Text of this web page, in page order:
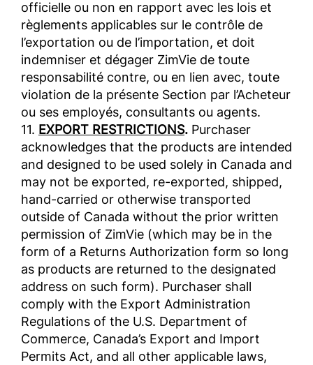
officielle ou non en rapport avec les lois et
règlements applicables sur le contrôle de
l’exportation ou de l’importation, et doit
indemniser et dégager ZimVie de toute
responsabilité contre, ou en lien avec, toute
violation de la présente Section par l’Acheteur
ou ses employés, consultants ou agents.
11. EXPORT RESTRICTIONS. Purchaser
acknowledges that the products are intended
and designed to be used solely in Canada and
may not be exported, re-exported, shipped,
hand-carried or otherwise transported
outside of Canada without the prior written
permission of ZimVie (which may be in the
form of a Returns Authorization form so long
as products are returned to the designated
address on such form). Purchaser shall
comply with the Export Administration
Regulations of the U.S. Department of
Commerce, Canada’s Export and Import
Permits Act, and all other applicable laws,